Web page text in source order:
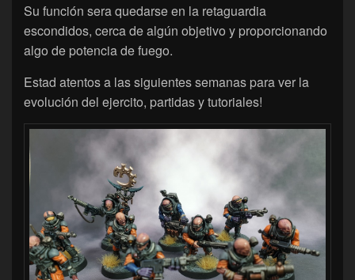
Su función sera quedarse en la retaguardia
escondidos, cerca de algún objetivo y proporcionando
algo de potencia de fuego.
Estad atentos a las siguientes semanas para ver la
evolución del ejercito, partidas y tutoriales!